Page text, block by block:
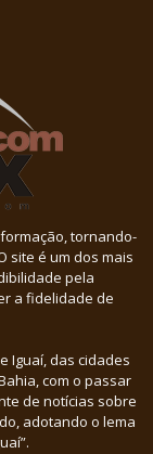
tornando-
site é um dos mais
pela
a fidelidade de
Iguaí, das cidades
com o passar
de notícias sobre
adotando o lema